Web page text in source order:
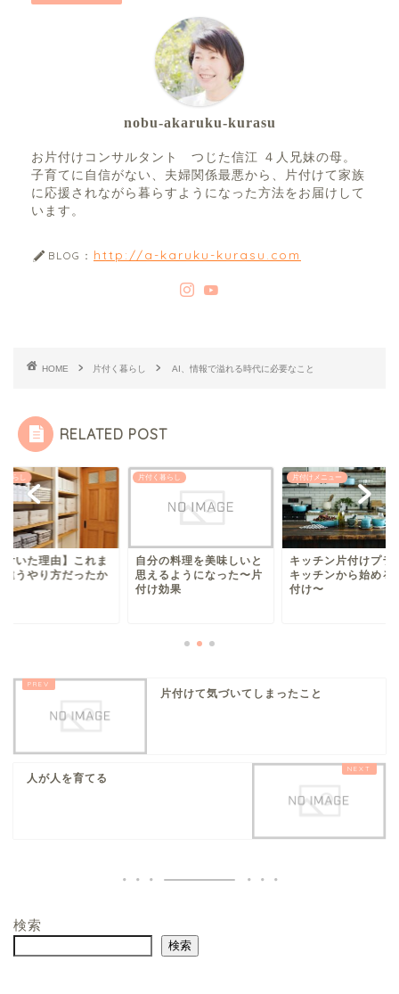
nobu-akaruku-kurasu
お片付けコンサルタント つじた信江 ４人兄妹の母。
子育てに自信がない、夫婦関係最悪から、片付けて家族
に応援されながら暮らすようになった方法をお届けして
います。
BLOG： http://a-karuku-kurasu.com
HOME 片付く暮らし AI、情報で溢れる時代に必要なこと
RELATED POST
暮らし
付いた理由】これま
違うやり方だったか
片付く暮らし
自分の料理を美味しいと
思えるようになった〜片
付け効果
片付けメニュー
キッチン片付けプラ
キッチンから始める
付け〜
片付けて気づいてしまったこと
人が人を育てる
検索
検索